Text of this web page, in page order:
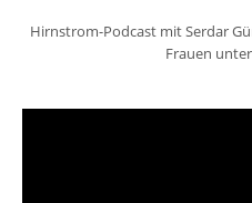
Hirnstrom-Podcast mit Serdar
Frauen